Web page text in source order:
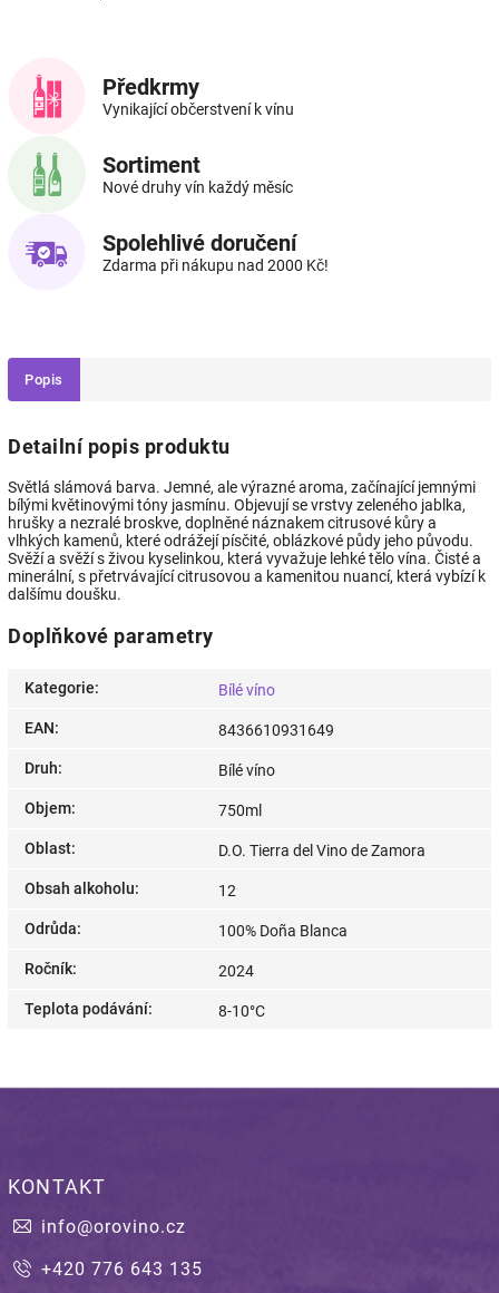
Předkrmy
Vynikající občerstvení k vínu
Sortiment
Nové druhy vín každý měsíc
Spolehlivé doručení
Zdarma při nákupu nad 2000 Kč!
Popis
Detailní popis produktu
Světlá slámová barva. Jemné, ale výrazné aroma, začínající jemnými
bílými květinovými tóny jasmínu. Objevují se vrstvy zeleného jablka,
hrušky a nezralé broskve, doplněné náznakem citrusové kůry a
vlhkých kamenů, které odrážejí písčité, oblázkové půdy jeho původu.
Svěží a svěží s živou kyselinkou, která vyvažuje lehké tělo vína. Čisté a
minerální, s přetrvávající citrusovou a kamenitou nuancí, která vybízí k
dalšímu doušku.
Doplňkové parametry
Kategorie: Bílé víno
EAN: 8436610931649
Druh: Bílé víno
Objem: 750ml
Oblast: D.O. Tierra del Vino de Zamora
Obsah alkoholu: 12
Odrůda: 100% Doña Blanca
Ročník: 2024
Teplota podávání: 8-10°C
KONTAKT
info@orovino.cz
+420 776 643 135